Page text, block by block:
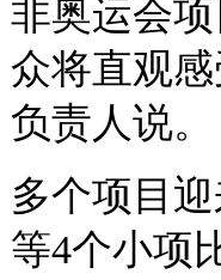
非奥运会
众将直观
负责人说。
多个项目
等4个小项